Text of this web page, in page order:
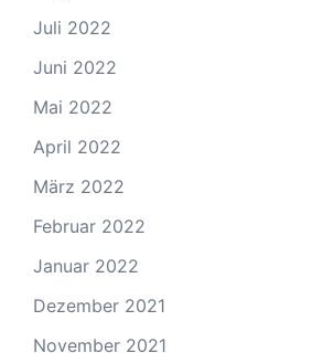
Juli 2022
Juni 2022
Mai 2022
April 2022
März 2022
Februar 2022
Januar 2022
Dezember 2021
November 2021